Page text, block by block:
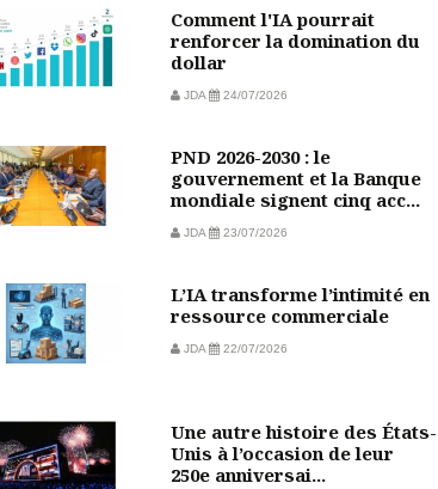
Comment l'IA pourrait
renforcer la domination du
dollar
JDA 24/07/2026
PND 2026-2030 : le
gouvernement et la Banque
mondiale signent cinq acc...
JDA 23/07/2026
L’IA transforme l’intimité en
ressource commerciale
JDA 22/07/2026
Une autre histoire des États-
Unis à l’occasion de leur
250e anniversai...